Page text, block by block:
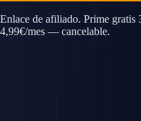
Enlace de afiliado. Prime gratis
4,99€/mes — cancelable.